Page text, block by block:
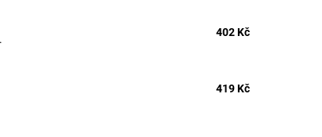
402 Kč
419 Kč